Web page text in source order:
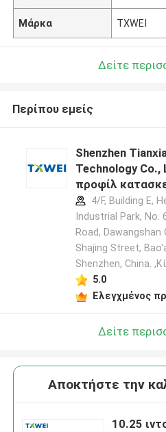
Μάρκα TXWEI
Δείτε
Περίπου εμείς
Shenzhen
Technology Co.,
προφίλ
4/F, Building E,
Industrial Park, No.
Road, Dawangshan
Shajing Street,
Shenzhen, China.
5.0
Ελεγχμένος
Δείτε
Αποκτήστε την
10.25